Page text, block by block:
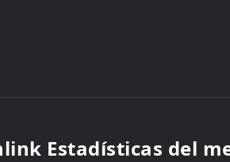
Estadísticas del